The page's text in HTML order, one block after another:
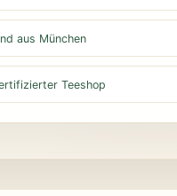
aus München
Teeshop